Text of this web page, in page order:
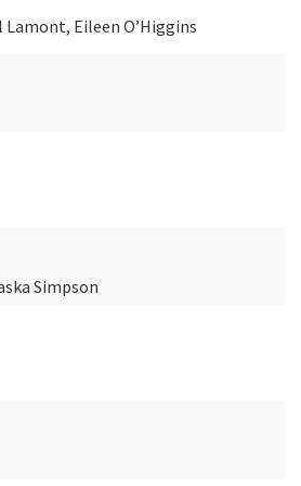
Eileen O’Higgins
Simpson